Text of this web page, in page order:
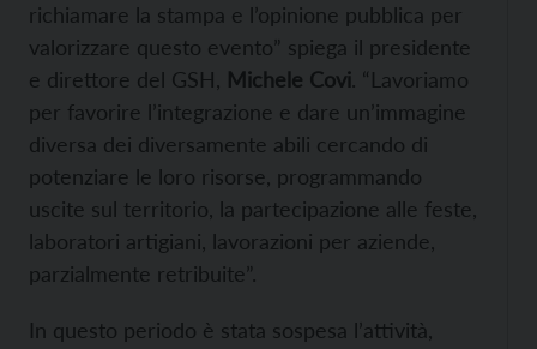
richiamare la stampa e l’opinione pubblica per
valorizzare questo evento” spiega il presidente
e direttore del GSH, Michele Covi. “Lavoriamo
per favorire l’integrazione e dare un’immagine
diversa dei diversamente abili cercando di
potenziare le loro risorse, programmando
uscite sul territorio, la partecipazione alle feste,
laboratori artigiani, lavorazioni per aziende,
parzialmente retribuite”.
In questo periodo è stata sospesa l’attività,